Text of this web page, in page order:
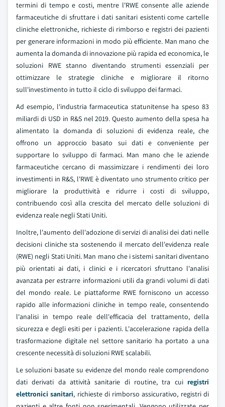
termini di tempo e costi, mentre l'RWE consente alle aziende
farmaceutiche di sfruttare i dati sanitari esistenti come cartelle
cliniche elettroniche, richieste di rimborso e registri dei pazienti
per generare informazioni in modo più efficiente. Man mano che
aumenta la domanda di innovazione più rapida ed economica, le
soluzioni RWE stanno diventando strumenti essenziali per
ottimizzare le strategie cliniche e migliorare il ritorno
sull'investimento in tutto il ciclo di sviluppo dei farmaci.
Ad esempio, l'industria farmaceutica statunitense ha speso 83
miliardi di USD in R&S nel 2019. Questo aumento della spesa ha
alimentato la domanda di soluzioni di evidenza reale, che
offrono un approccio basato sui dati e conveniente per
supportare lo sviluppo di farmaci. Man mano che le aziende
farmaceutiche cercano di massimizzare i rendimenti dei loro
investimenti in R&S, l'RWE è diventato uno strumento critico per
migliorare la produttività e ridurre i costi di sviluppo,
contribuendo così alla crescita del mercato delle soluzioni di
evidenza reale negli Stati Uniti.
Inoltre, l'aumento dell'adozione di servizi di analisi dei dati nelle
decisioni cliniche sta sostenendo il mercato dell'evidenza reale
(RWE) negli Stati Uniti. Man mano che i sistemi sanitari diventano
più orientati ai dati, i clinici e i ricercatori sfruttano l'analisi
avanzata per estrarre informazioni utili da grandi volumi di dati
del mondo reale. Le piattaforme RWE forniscono un accesso
rapido alle informazioni cliniche in tempo reale, consentendo
l'analisi in tempo reale dell'efficacia del trattamento, della
sicurezza e degli esiti per i pazienti. L'accelerazione rapida della
trasformazione digitale nel settore sanitario ha portato a una
crescente necessità di soluzioni RWE scalabili.
Le soluzioni basate su evidenze del mondo reale comprendono
dati derivati da attività sanitarie di routine, tra cui registri
elettronici sanitari, richieste di rimborso assicurativo, registri di